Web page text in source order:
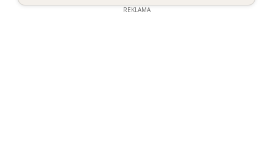
REKLAMA